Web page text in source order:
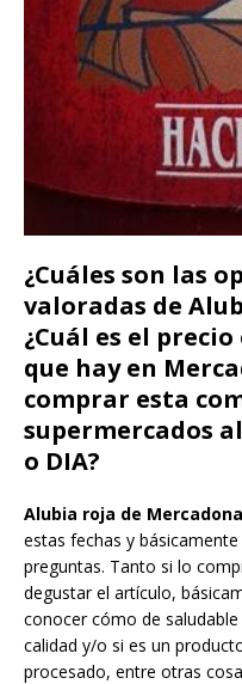
¿Cuáles son las
valoradas de
¿Cuál es el
que hay en
comprar esta
supermercados
o DIA?
Alubia roja de Mercadona
estas fechas y
preguntas. Tanto si lo
degustar el artículo,
conocer cómo de
calidad y/o si es un
procesado, entre otras